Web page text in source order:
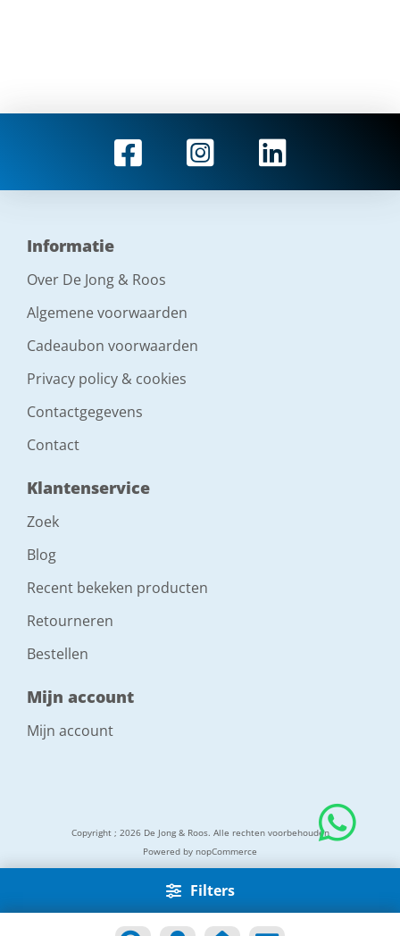
Filters
Informatie
Over De Jong & Roos
Algemene voorwaarden
Cadeaubon voorwaarden
Privacy policy & cookies
Contactgegevens
Contact
Klantenservice
Zoek
Blog
Recent bekeken producten
Retourneren
Bestellen
Mijn account
Mijn account
Copyright ; 2026 De Jong & Roos. Alle rechten voorbehouden
Powered by nopCommerce